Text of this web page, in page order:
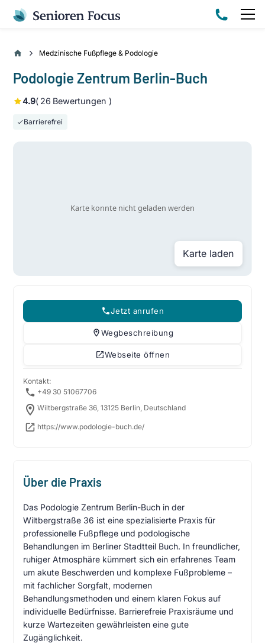
Medzinische Fußpflege & Podologie
Podologie Zentrum Berlin-Buch
4.9( 26 Bewertungen )
Barrierefrei
Karte laden
Jetzt anrufen
Wegbeschreibung
Webseite öffnen
Kontakt:
+49 30 51067706
Wiltbergstraße 36, 13125 Berlin, Deutschland
https://www.podologie-buch.de/
Über die Praxis
Das Podologie Zentrum Berlin-Buch in der
Wiltbergstraße 36 ist eine spezialisierte Praxis für
professionelle Fußpflege und podologische
Behandlungen im Berliner Stadtteil Buch. In freundlicher,
ruhiger Atmosphäre kümmert sich ein erfahrenes Team
um akute Beschwerden und komplexe Fußprobleme –
mit fachlicher Sorgfalt, modernen
Behandlungsmethoden und einem klaren Fokus auf
individuelle Bedürfnisse. Barrierefreie Praxisräume und
kurze Wartezeiten gewährleisten eine gute
Zugänglichkeit.